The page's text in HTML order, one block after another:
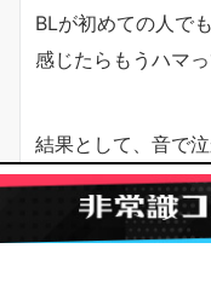
BLが初めての人で
感じたらもうハマっ
結果として、音で
す。